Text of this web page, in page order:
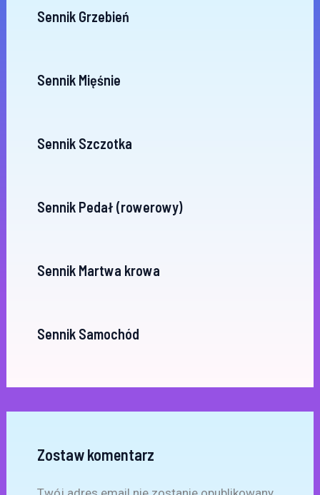
Sennik Grzebień
Sennik Mięśnie
Sennik Szczotka
Sennik Pedał (rowerowy)
Sennik Martwa krowa
Sennik Samochód
Zostaw komentarz